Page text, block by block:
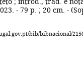
- 79 p. ; 20 cm. -
bib/bibnacional/